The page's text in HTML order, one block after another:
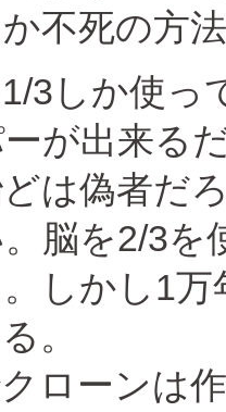
不死の方
3しか使っ
が出来る
は偽者だ
脳を2/3
しかし1
。
ローンは